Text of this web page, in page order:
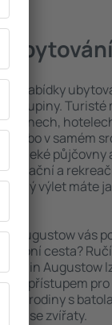
ubytování
nabídky
skupiny. Turisté
nebo v samém
půjčovny
a
výlet máte
Augustow vás
cesta?
in Augustow
přístupem pro
i rodiny s
se zvířaty.